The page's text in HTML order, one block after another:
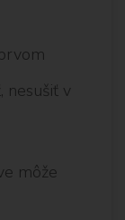
nesušiť v
môže